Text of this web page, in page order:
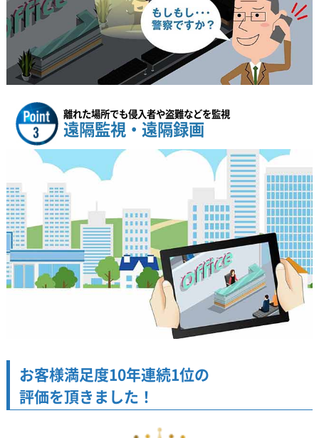
離れた場所でも侵入者や盗難などを監視
遠隔監視・遠隔録画
お客様満足度10年連続1位の
評価を頂きました！